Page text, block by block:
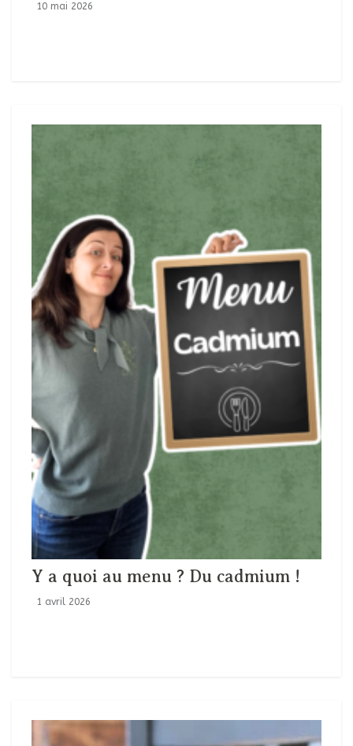
10 mai 2026
Y a quoi au menu ? Du cadmium !
1 avril 2026